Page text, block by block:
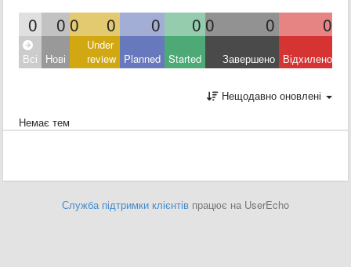
0 0 0 0 0 0 0 0 0
Всі Нові
Under
review Planned Started Завершено Відхилено
Нещодавно оновлені
Немає тем
Служба підтримки клієнтів працює на UserEcho